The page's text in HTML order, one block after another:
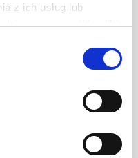
z ich usług lub
na wszystkie pliki
tylko na naszej
jest Develey
Więcej